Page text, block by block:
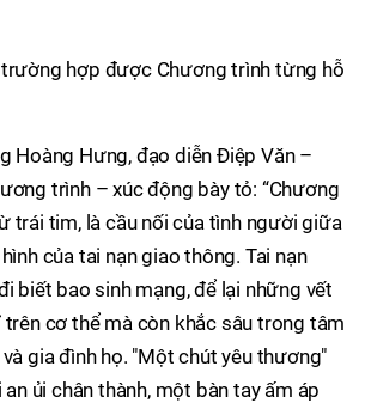
hợp được Chương trình từng hỗ
Hoàng Hưng, đạo diễn Điệp Văn –
trình – xúc động bày tỏ: “Chương
trái tim, là cầu nối của tình người giữa
của tai nạn giao thông. Tai nạn
biết bao sinh mạng, để lại những vết
cơ thể mà còn khắc sâu trong tâm
gia đình họ. "Một chút yêu thương"
ủi chân thành, một bàn tay ấm áp